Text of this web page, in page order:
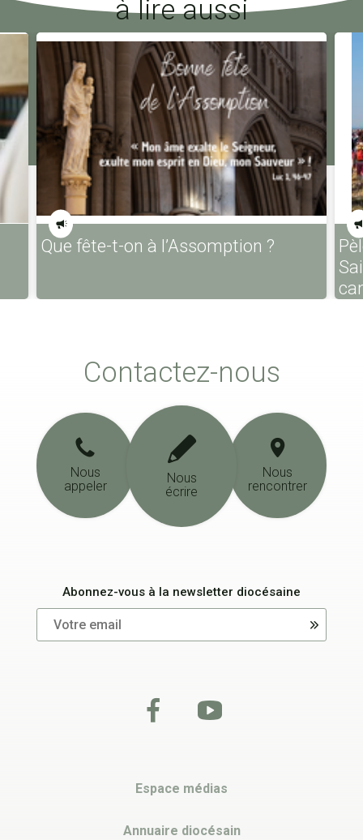
à lire aussi
Que fête-t-on à l’Assomption ?
Contactez-nous
Nous
appeler
Nous
écrire
Nous
rencontrer
Abonnez-vous à la newsletter diocésaine
Espace médias
Annuaire diocésain